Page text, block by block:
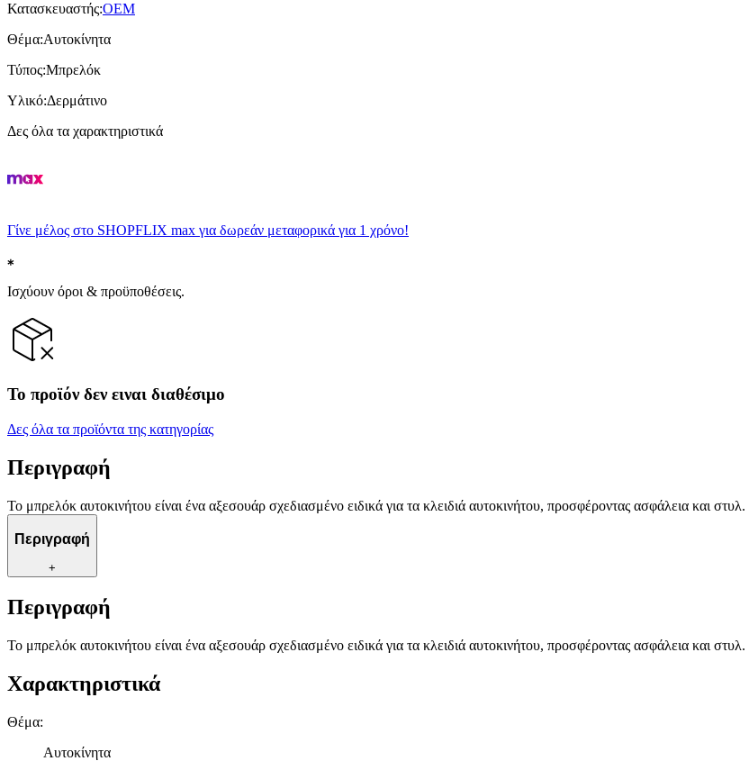
Κατασκευαστής:OEM
Θέμα:Αυτοκίνητα
Τύπος:Μπρελόκ
Υλικό:Δερμάτινο
Δες όλα τα χαρακτηριστικά
Γίνε μέλος στο SHOPFLIX max για δωρεάν μεταφορικά για 1 χρόνο!
Ισχύουν όροι & προϋποθέσεις.
Το προϊόν δεν ειναι διαθέσιμο
Δες όλα τα προϊόντα της κατηγορίας
Περιγραφή
Το μπρελόκ αυτοκινήτου είναι ένα αξεσουάρ σχεδιασμένο ειδικά για τα κλειδιά αυτοκινήτου, προσφέροντας ασφάλεια και στυλ.
Περιγραφή
+
Περιγραφή
Το μπρελόκ αυτοκινήτου είναι ένα αξεσουάρ σχεδιασμένο ειδικά για τα κλειδιά αυτοκινήτου, προσφέροντας ασφάλεια και στυλ.
Χαρακτηριστικά
Θέμα:
Αυτοκίνητα